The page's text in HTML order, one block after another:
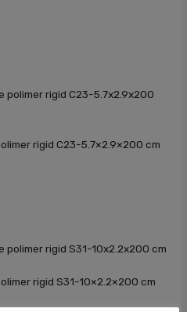
rigid C23-5.7×2.9×200 cm
rigid S31-10×2.2×200 cm